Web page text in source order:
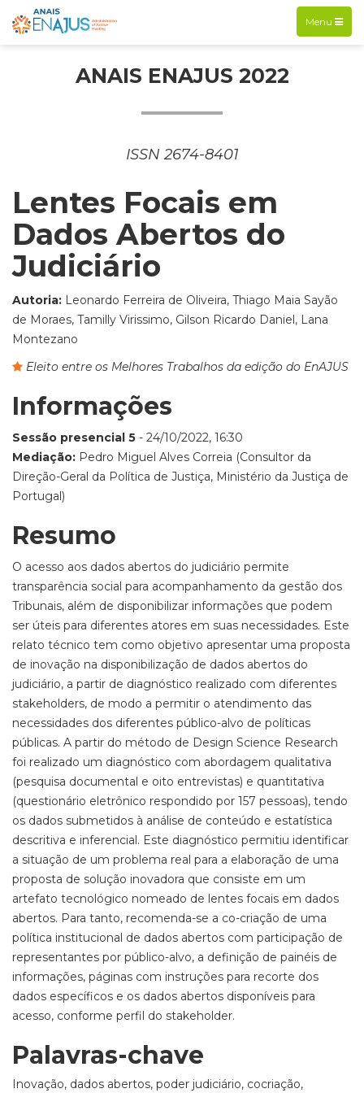
Exibir
navegação
Menu
ANAIS ENAJUS 2022
ISSN 2674-8401
Lentes Focais em
Dados Abertos do
Judiciário
Autoria: Leonardo Ferreira de Oliveira, Thiago Maia Sayão
de Moraes, Tamilly Virissimo, Gilson Ricardo Daniel, Lana
Montezano
Eleito entre os Melhores Trabalhos da edição do EnAJUS
Informações
Sessão presencial 5 - 24/10/2022, 16:30
Mediação: Pedro Miguel Alves Correia (Consultor da
Direção-Geral da Política de Justiça, Ministério da Justiça de
Portugal)
Resumo
O acesso aos dados abertos do judiciário permite
transparência social para acompanhamento da gestão dos
Tribunais, além de disponibilizar informações que podem
ser úteis para diferentes atores em suas necessidades. Este
relato técnico tem como objetivo apresentar uma proposta
de inovação na disponibilização de dados abertos do
judiciário, a partir de diagnóstico realizado com diferentes
stakeholders, de modo a permitir o atendimento das
necessidades dos diferentes público-alvo de políticas
públicas. A partir do método de Design Science Research
foi realizado um diagnóstico com abordagem qualitativa
(pesquisa documental e oito entrevistas) e quantitativa
(questionário eletrônico respondido por 157 pessoas), tendo
os dados submetidos à análise de conteúdo e estatística
descritiva e inferencial. Este diagnóstico permitiu identificar
a situação de um problema real para a elaboração de uma
proposta de solução inovadora que consiste em um
artefato tecnológico nomeado de lentes focais em dados
abertos. Para tanto, recomenda-se a co-criação de uma
política institucional de dados abertos com participação de
representantes por público-alvo, a definição de painéis de
informações, páginas com instruções para recorte dos
dados específicos e os dados abertos disponíveis para
acesso, conforme perfil do stakeholder.
Palavras-chave
Inovação, dados abertos, poder judiciário, cocriação,